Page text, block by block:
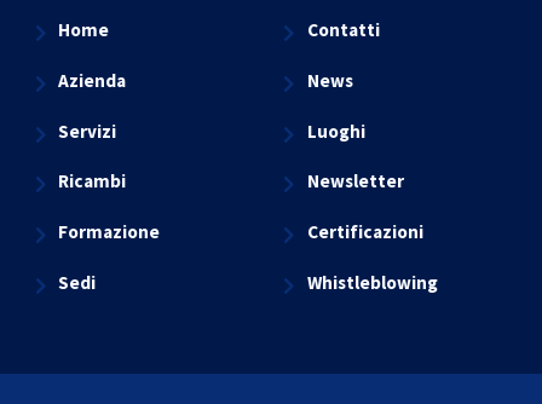
Home
Azienda
Servizi
Ricambi
Formazione
Sedi
Contatti
News
Luoghi
Newsletter
Certificazioni
Whistleblowing